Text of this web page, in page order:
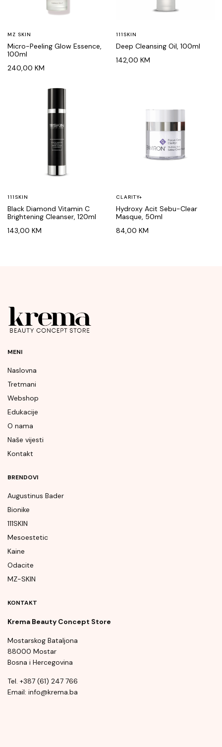
MZ SKIN
Micro-Peeling Glow Essence,
100ml
240,00 KM
111SKIN
Deep Cleansing Oil, 100ml
142,00 KM
111SKIN
Black Diamond Vitamin C
Brightening Cleanser, 120ml
143,00 KM
CLARITY+
Hydroxy Acit Sebu-Clear
Masque, 50ml
84,00 KM
MENI
Naslovna
Tretmani
Webshop
Edukacije
O nama
Naše vijesti
Kontakt
BRENDOVI
Augustinus Bader
Bionike
111SKIN
Mesoestetic
Kaine
Odacite
MZ-SKIN
KONTAKT
Krema Beauty Concept Store
Mostarskog Bataljona
88000 Mostar
Bosna i Hercegovina
Tel. +387 (61) 247 766
Email: info@krema.ba